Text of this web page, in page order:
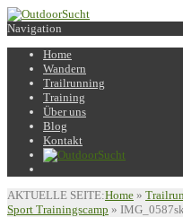
Navigation
Home
Wandern
Trailrunning
Training
Über uns
Blog
Kontakt
AKTUELLE SEITE:Home »
Sport Trainingscamp »